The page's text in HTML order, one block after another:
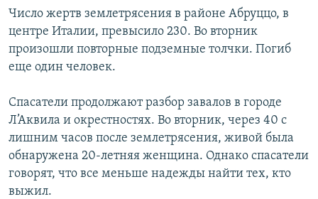
Вернутся
поиску
КЫРГЫЗЧА
ЎЗБЕКЧА
ТОҶИКӢ
Все сайты РСЕ/РС
Число жертв землетрясения в районе Абруццо, в
центре Италии, превысило 230. Во вторник
произошли повторные подземные толчки. Погиб
еще один человек.
Спасатели продолжают разбор завалов в городе
Л’Аквила и окрестностях. Во вторник, через 40 с
лишним часов после землетрясения, живой была
обнаружена 20-летняя женщина. Однако спасатели
говорят, что все меньше надежды найти тех, кто
выжил.